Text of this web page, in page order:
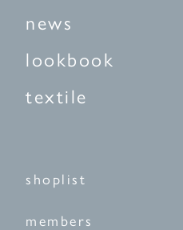
news
lookbook
textile
shoplist
members